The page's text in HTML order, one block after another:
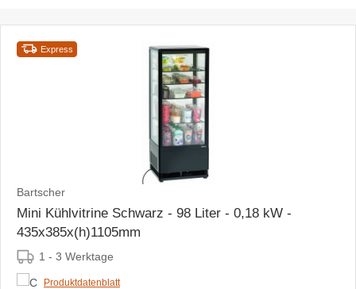
Express
Bartscher
Mini Kühlvitrine Schwarz - 98 Liter - 0,18 kW -
435x385x(h)1105mm
1 - 3 Werktage
Produktdatenblatt